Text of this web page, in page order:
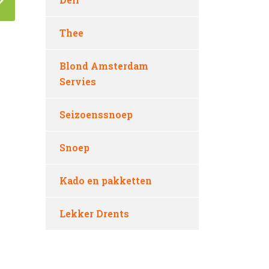
Thee
Blond Amsterdam
Servies
Seizoenssnoep
Snoep
Kado en pakketten
Lekker Drents